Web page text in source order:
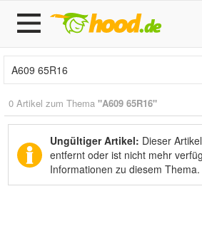
0 Artikel zum Thema "A609 65R16"
Ungültiger Artikel: Dieser
entfernt oder ist nicht mehr
Informationen zu diesem Thema.